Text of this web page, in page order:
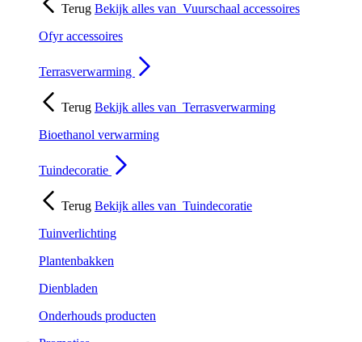
Terug Bekijk alles van Vuurschaal accessoires
Ofyr accessoires
Terrasverwarming
Terug Bekijk alles van Terrasverwarming
Bioethanol verwarming
Tuindecoratie
Terug Bekijk alles van Tuindecoratie
Tuinverlichting
Plantenbakken
Dienbladen
Onderhouds producten